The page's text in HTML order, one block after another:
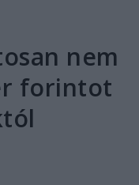
nem
forintot